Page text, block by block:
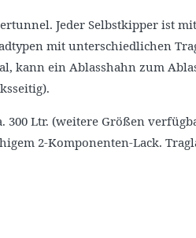
Jeder Selbstkipper ist
mit unterschiedlichen
kann ein Ablasshahn zum
Ltr. (weitere Größen
2-Komponenten-Lack.